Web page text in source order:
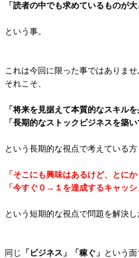
「読者の中でも求めているものが大
という事。
これは今回に限った事ではありませ
それこそ、
「将来を見据えて本質的なスキルを
「長期的なストックビジネスを築い
という長期的な視点で考えている方
「そこにも興味はあるけど、とに
「今すぐ０→１を達成するキャッシ
という短期的な視点で問題を解決し
同じ 「ビジネス」「稼ぐ」 という面